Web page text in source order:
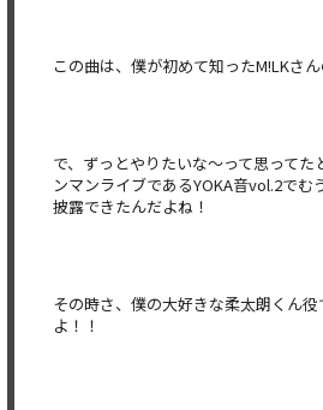
この曲は、僕が初めて知ったM!LKさ
で、ずっとやりたいな〜って思ってた
ンマンライブであるYOKA音vol.2で
披露できたんだよね！
その時さ、僕の大好きな柔太朗くん
よ！！